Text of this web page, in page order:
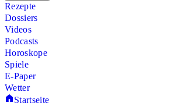
Rezepte
Dossiers
Videos
Podcasts
Horoskope
Spiele
E-Paper
Wetter
Startseite